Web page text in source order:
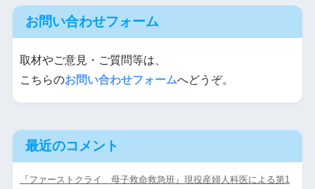
お問い合わせフォーム
取材やご意見・ご質問等は、
こちらのお問い合わせフォームへどうぞ。
最近のコメント
『ファーストクライ 母子救命救急班』現役産婦人科医による第1